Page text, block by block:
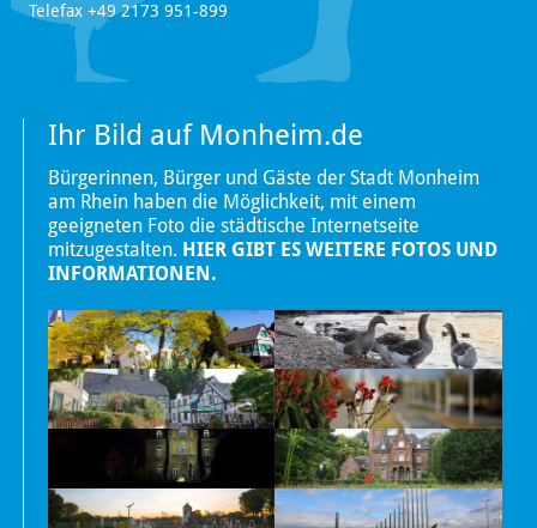
Telefax +49 2173 951-899
Ihr Bild auf Monheim.de
Bürgerinnen, Bürger und Gäste der Stadt Monheim
am Rhein haben die Möglichkeit, mit einem
geeigneten Foto die städtische Internetseite
mitzugestalten. HIER GIBT ES WEITERE FOTOS UND
INFORMATIONEN.